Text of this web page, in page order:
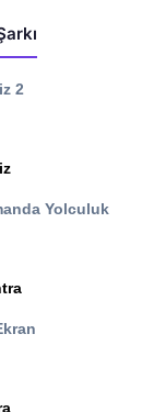
2
Yolculuk